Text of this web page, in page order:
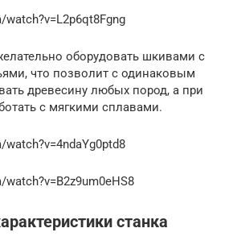
оборудовать шкивами с
что позволит с одинаковым
древесину любых пород, а при
с мягкими сплавами.
станка